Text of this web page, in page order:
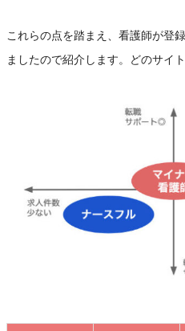
これらの点を踏まえ、看護師が登
ましたので紹介します。どのサイ